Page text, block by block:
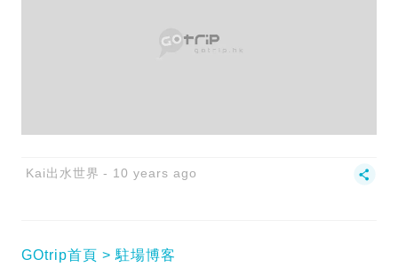
Kai出水世界 10 years ago
GOtrip首頁 駐場博客